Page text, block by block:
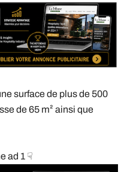
surface de plus de 500
de 65 m² ainsi que
ad 1 ☟